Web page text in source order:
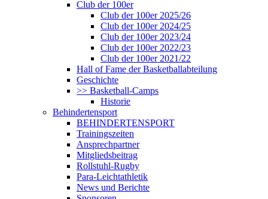
Club der 100er
Club der 100er 2025/26
Club der 100er 2024/25
Club der 100er 2023/24
Club der 100er 2022/23
Club der 100er 2021/22
Hall of Fame der Basketballabteilung
Geschichte
>> Basketball-Camps
Historie
Behindertensport
BEHINDERTENSPORT
Trainingszeiten
Ansprechpartner
Mitgliedsbeitrag
Rollstuhl-Rugby
Para-Leichtathletik
News und Berichte